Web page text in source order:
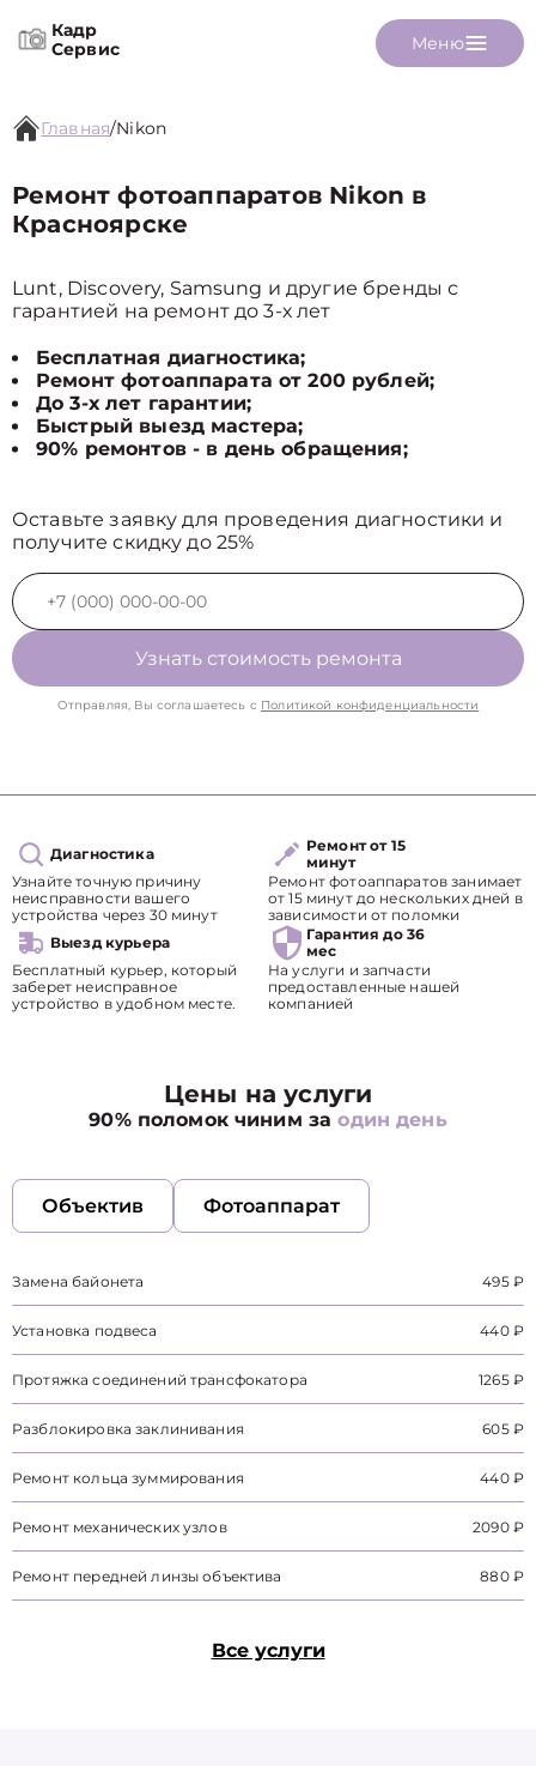
Кадр
Сервис
Меню
Главная/Nikon
Ремонт фотоаппаратов Nikon в
Красноярске
Lunt, Discovery, Samsung и другие бренды с
гарантией на ремонт до 3-х лет
Бесплатная диагностика;
Ремонт фотоаппарата от 200 рублей;
До 3-х лет гарантии;
Быстрый выезд мастера;
90% ремонтов - в день обращения;
Оставьте заявку для проведения диагностики и
получите скидку до 25%
Узнать стоимость ремонта
Отправляя, Вы соглашаетесь с Политикой конфиденциальности
Диагностика
Узнайте точную причину
неисправности вашего
устройства через 30 минут
Ремонт от 15
минут
Ремонт фотоаппаратов занимает
от 15 минут до нескольких дней в
зависимости от поломки
Выезд курьера
Бесплатный курьер, который
заберет неисправное
устройство в удобном месте.
Гарантия до 36
мес
На услуги и запчасти
предоставленные нашей
компанией
Цены на услуги
90% поломок чиним заодин день
Объектив Фотоаппарат
Замена байонета 495 ₽
Установка подвеса 440 ₽
Протяжка соединений трансфокатора 1265 ₽
Разблокировка заклинивания 605 ₽
Ремонт кольца зуммирования 440 ₽
Ремонт механических узлов 2090 ₽
Ремонт передней линзы объектива 880 ₽
Все услуги